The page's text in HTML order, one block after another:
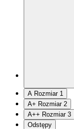
A Rozmiar 1
A+ Rozmiar 2
A++ Rozmiar 3
Odstępy